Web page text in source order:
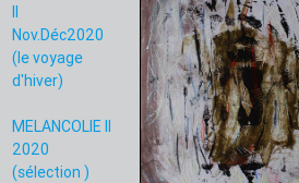
II
Nov.Déc2020
(le voyage
d'hiver)
MELANCOLIE II
2020
(sélection )